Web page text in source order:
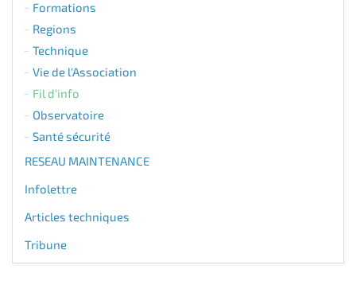
Formations
Regions
Technique
Vie de l'Association
Fil d'info
Observatoire
Santé sécurité
RESEAU MAINTENANCE
Infolettre
Articles techniques
Tribune